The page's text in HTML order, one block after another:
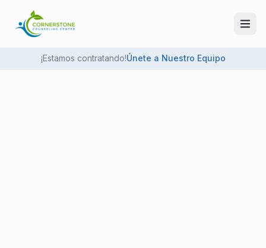
¡Estamos contratando!Únete a Nuestro Equipo